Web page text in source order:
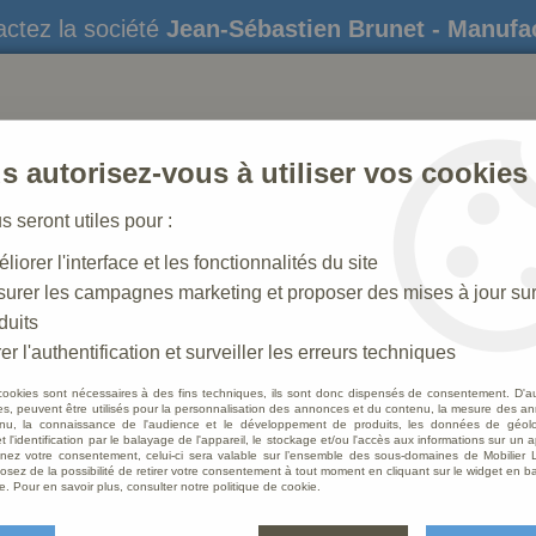
la société Jean-Sébastien Brunet -
STATUES CRÈCHES DE NOËL
>Statue de l'Assomption de la Vierge , en résine de poudre
en
autorisez-vous à utiliser vos cookies
seront utiles pour :
l'interface et les fonctionnalités du site
les campagnes marketing et proposer des mises à jour
l'authentification et surveiller les erreurs techniques
sont nécessaires à des fins techniques, ils sont donc dispensés de consentement.
peuvent être utilisés pour la personnalisation des annonces et du contenu, la mesure des
la connaissance de l'audience et le développement de produits, les données de
l'identification par le balayage de l'appareil, le stockage et/ou l'accès aux informations sur un
votre consentement, celui-ci sera valable sur l’ensemble des sous-domaines de Mobilier
de la possibilité de retirer votre consentement à tout moment en cliquant sur le widget en
Pour en savoir plus, consulter notre politique de cookie.